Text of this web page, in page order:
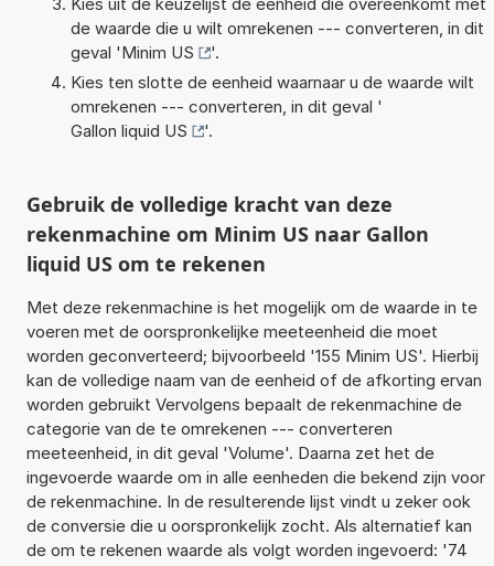
de waarde die u wilt omrekenen --- converteren, in dit
geval 'Minim US
'.
Kies ten slotte de eenheid waarnaar u de waarde wilt
omrekenen --- converteren, in dit geval '
Gallon liquid US
'.
Gebruik de volledige kracht van deze
rekenmachine om Minim US naar Gallon
liquid US om te rekenen
Met deze rekenmachine is het mogelijk om de waarde in te
voeren met de oorspronkelijke meeteenheid die moet
worden geconverteerd; bijvoorbeeld '155 Minim US'. Hierbij
kan de volledige naam van de eenheid of de afkorting ervan
worden gebruikt Vervolgens bepaalt de rekenmachine de
categorie van de te omrekenen --- converteren
meeteenheid, in dit geval 'Volume'. Daarna zet het de
ingevoerde waarde om in alle eenheden die bekend zijn voor
de rekenmachine. In de resulterende lijst vindt u zeker ook
de conversie die u oorspronkelijk zocht. Als alternatief kan
de om te rekenen waarde als volgt worden ingevoerd: '74